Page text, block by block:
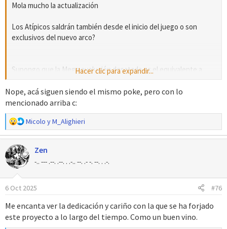
Mola mucho la actualización
Los Atípicos saldrán también desde el inicio del juego o son
exclusivos del nuevo arco?
Supongo que la Mega evolución desatada es el equivalente a
empezaron a introducirlas en los hackrom, o eso me da a
entender la imagen del Houndoom
Hacer clic para expandir...
Nope, acá siguen siendo el mismo poke, pero con lo
mencionado arriba c:
R
e
a
c
c
o
n
s
:
Micolo yM_Alighieri
Zen
-.. --- .--. .--. . .-.. --. .- -. --. . .-.
6 Oct 2025 #76
Me encanta ver la dedicación y cariño con la que se ha forjado
este proyecto a lo largo del tiempo. Como un buen vino.